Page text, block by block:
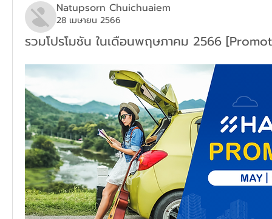
Natupsorn Chuichuaiem
28 เมษายน 2566
รวมโปรโมชัน ในเดือนพฤษภาคม 2566